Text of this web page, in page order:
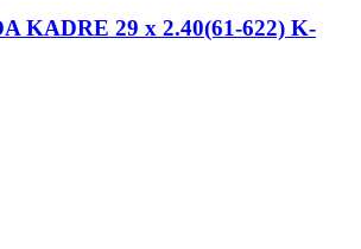
KADRE 29 x 2.40(61-622) K-